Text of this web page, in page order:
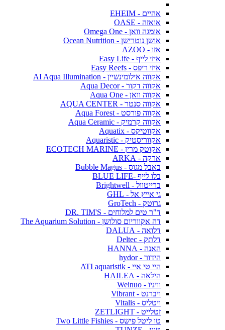
אהיים - EHEIM
אואזה - OASE
אומגה וואן - Omega One
אושן נוטרישן - Ocean Nutrition
אזו - AZOO
איזי לייף - Easy Life
איזי ריפס - Easy Reefs
אקווה אילומינשיין - AI Aqua Illumination
אקווה דקור - Aqua Decor
אקווה וואן - Aqua One
אקווה סנטר - AQUA CENTER
אקווה פורסט - Aqua Forest
אקווה קרמיק - Aqua Ceramic
אקווטיקס - Aquatix
אקווריסטיק - Aquaristic
אקוטק מרין - ECOTECH MARINE
ארקה - ARKA
באבל מגוס - Bubble Magus
בלו לייף -BLUE LIFE
ברייטוול - Brightwell
גי אייץ אל - GHL
גרוטק - GroTech
ד"ר טים למלוחים - DR. TIM'S
דה אקווריום סולושן - The Aquarium Solution
דלואה - DALUA
דלתק - Deltec
האנה - HANNA
הידור - hydor
היי טי איי - ATI aquaristik
הילאה - HAILEA
וויניו - Weinuo
ויברנט - Vibrant
ויטליס - Vitalis
זטלייט - ZETLIGHT
טו ליטל פישס - Two Little Fishies